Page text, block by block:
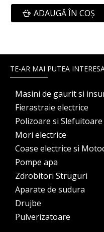
ADAUGĂ ÎN COŞ
TE-AR MAI PUTEA
Masini de gaurit si
Fierastraie electrice
Polizoare si Slefuitoare
Mori electrice
Coase electrice si
Pompe apa
Zdrobitori Struguri
Aparate de sudura
Drujbe
Pulverizatoare